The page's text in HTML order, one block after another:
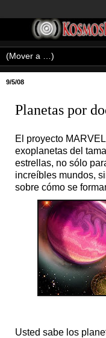
9/5/08
Planetas por
El proyecto
exoplanetas del
estrellas, no sólo
increíbles mundos,
sobre cómo se
Usted sabe los